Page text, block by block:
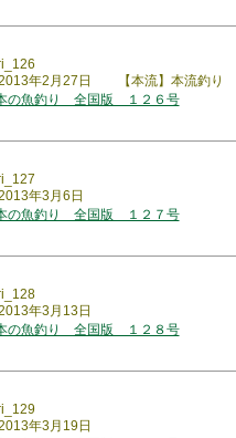
2013年2月27日 【本流】本流釣り
の魚釣り 全国版 １２６号
年3月6日
の魚釣り 全国版 １２７号
年3月13日
の魚釣り 全国版 １２８号
年3月19日